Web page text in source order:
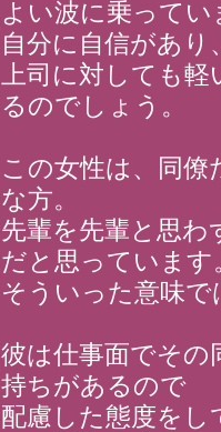
よい波に乗ってい
自分に自信があ
上司に対しても
るのでしょう。
この女性は、同
な方。
先輩を先輩と思わ
だと思っています
そういった意味
彼は仕事面でその
持ちがあるので
配慮した態度を